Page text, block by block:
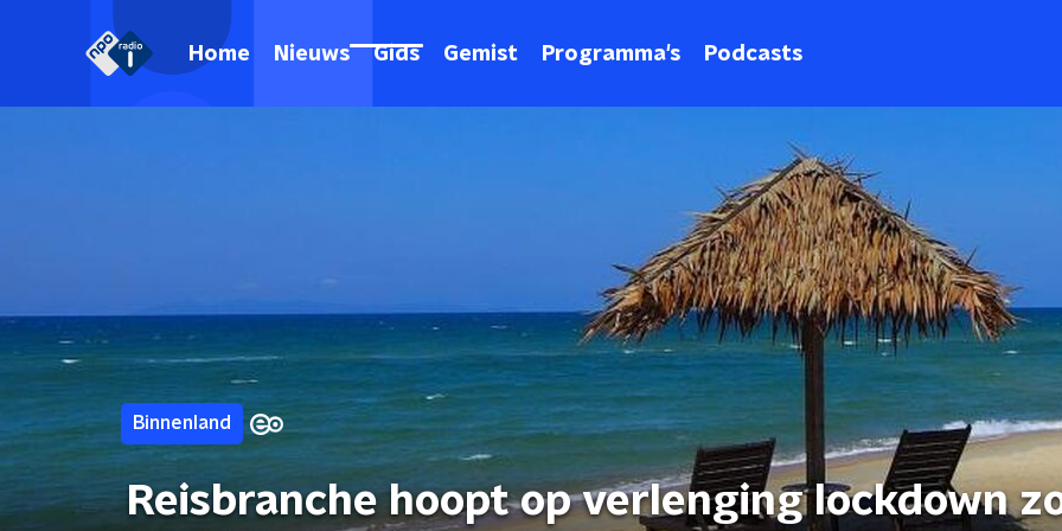
Home Nieuws Gids Gemist Programma's Podcasts
Binnenland
Reisbranche hoopt op verlenging lockdown